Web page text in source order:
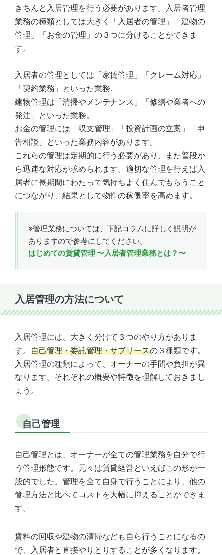
きちんと入居管理を行う必要があります。入居者管理
業務の種類としては大きく「入居者の管理」「建物の
管理」「お金の管理」の３つに分けることができま
す。
入居者の管理としては「家賃管理」「クレーム対応」
「契約業務」といった業務。
建物管理は「清掃やメンテナンス」「修繕や業者への
発注」といった業務。
お金の管理には「収支管理」「投資計画の立案」「申
告相談」といった業務内容があります。
これらの管理は定期的に行う必要があり、また普段か
ら迅速な対応が求められます。適切な管理を行えば入
居者に長期間にわたって気持ちよく住んでもらうこと
につながり、結果として物件の稼働率を高めます。
※管理業務については、下記コラムに詳しく説明が
ありますので参考にしてください。
はじめての賃貸管理 〜入居者管理業務とは？〜
入居管理の方法について
入居管理には、大きく分けて３つのやり方がありま
す。 自己管理・委託管理・サブリースの３種類です。
入居管理の種類によって、オーナーの手間や負担が異
なります。それぞれの概要や特徴を理解しておきまし
ょう。
自己管理
自己管理とは、オーナーが全ての管理業務を自分で行
う管理形態です。元々は賃貸経営といえばこの形が一
般的でした。管理を全て自身で行うことにより、他の
管理方法と比べてコストを大幅に抑えることができま
す。
賃料の回収や建物の清掃なども自ら行うことになるの
で、入居者と直接やりとりすることが多くなります。